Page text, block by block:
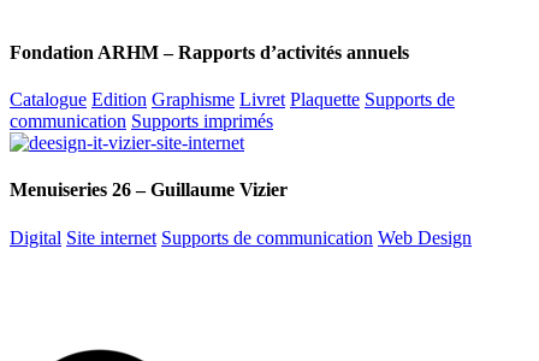
Fondation ARHM – Rapports d’activités annuels
Catalogue Edition Graphisme Livret Plaquette Supports de
communication Supports imprimés
Menuiseries 26 – Guillaume Vizier
Digital Site internet Supports de communication Web Design